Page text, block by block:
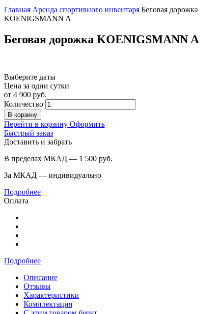
Главная Аренда спортивного инвентаря Беговая дорожка
KOENIGSMANN A
Беговая дорожка KOENIGSMANN A
Выберите даты
Цена за одни сутки
от 4 900 руб.
Количество
В корзину
Перейти в корзину Оформить
Быстрый заказ
Доставить и забрать
В пределах МКАД — 1 500 руб.
За МКАД — индивидуально
Подробнее
Оплата
Подробнее
Описание
Отзывы
Характеристики
Комплектация